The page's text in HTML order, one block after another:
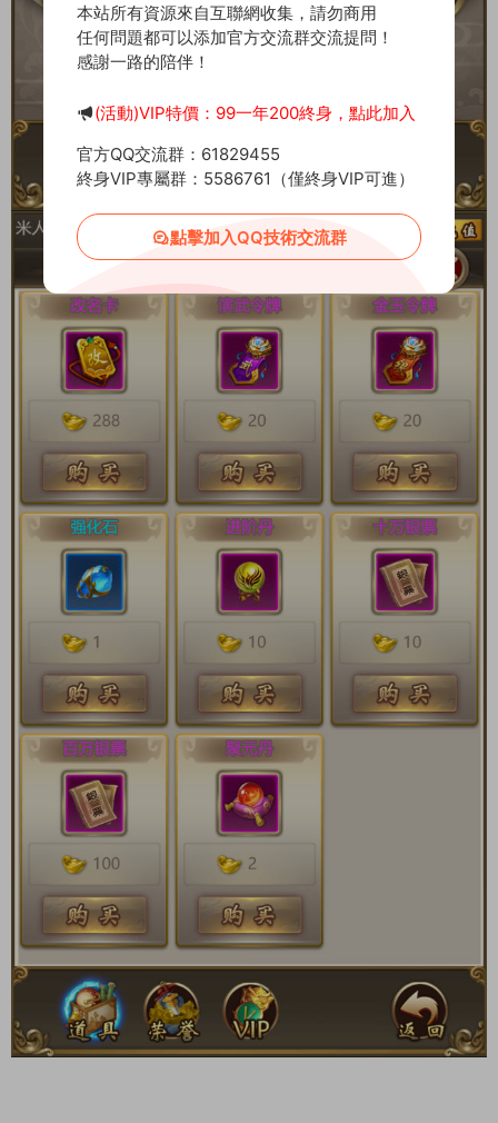
本站所有資源來自互聯網收集，請勿商用
任何問題都可以添加官方交流群交流提問！
感謝一路的陪伴！
(活動)VIP特價：99一年200終身，點此加入
官方QQ交流群：61829455
終身VIP專屬群：5586761（僅終身VIP可進）
點擊加入QQ技術交流群